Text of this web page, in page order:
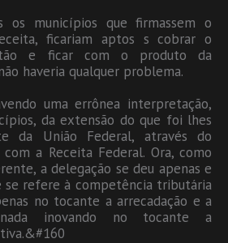
os municípios que firmassem o
ficariam aptos s cobrar o
e ficar com o produto da
haveria qualquer problema.
uma errônea interpretação,
da extensão do que foi lhes
da União Federal, através do
a Receita Federal. Ora, como
a delegação se deu apenas e
se refere à competência tributária
no tocante a arrecadação e a
inovando no tocante a